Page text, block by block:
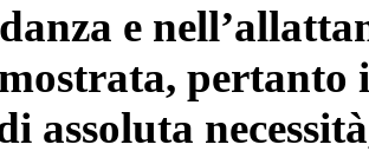
e
assoluta